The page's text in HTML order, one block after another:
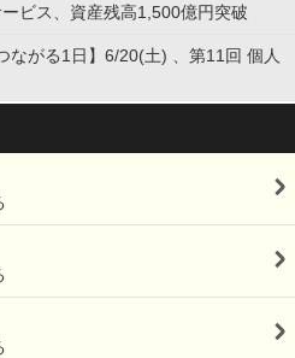
ビス、資産残高1,500億円突破
ながる1日】6/20(土) 、第11回 個人